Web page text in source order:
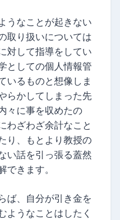
うなことが起きない
取り扱いについては
対して指導をしてい
としての個人情報管
いるものと想像しま
らかしてしまった先
々に事を収めたの
わざわざ余計なこと
り、もとより教授の
い話を引っ張る蓋然
きます。
ば、自分が引き金を
ようなことはしたく